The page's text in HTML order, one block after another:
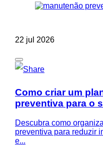
22 jul 2026
Como criar um
preventiva para o
Descubra como
preventiva para reduzir
e...